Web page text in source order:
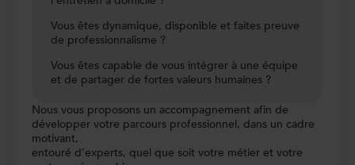
Vous êtes dynamique, disponible et faites preuve
de professionnalisme ?
Vous êtes capable de vous intégrer à une équipe
et de partager de fortes valeurs humaines ?
Nous vous proposons un accompagnement afin de
développer votre parcours professionnel, dans un cadre
motivant,
entouré d’experts, quel que soit votre métier et votre